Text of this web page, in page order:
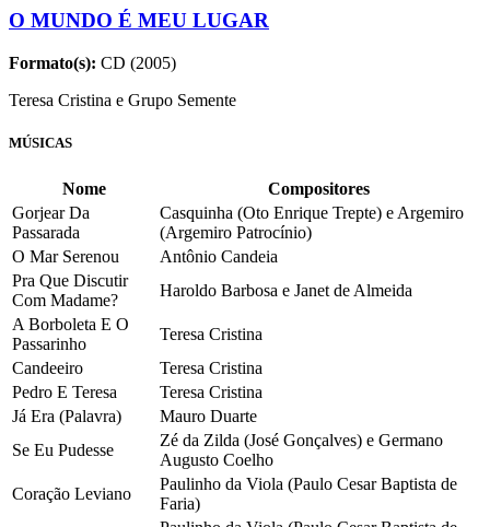
O MUNDO É MEU LUGAR
Formato(s): CD (2005)
Teresa Cristina e Grupo Semente
MÚSICAS
Nome
Compositores
Gorjear Da
Passarada
Casquinha (Oto Enrique Trepte) e Argemiro
(Argemiro Patrocínio)
O Mar Serenou
Antônio Candeia
Pra Que Discutir
Com Madame?
Haroldo Barbosa e Janet de Almeida
A Borboleta E O
Passarinho
Teresa Cristina
Candeeiro
Teresa Cristina
Pedro E Teresa
Teresa Cristina
Já Era (Palavra)
Mauro Duarte
Se Eu Pudesse
Zé da Zilda (José Gonçalves) e Germano
Augusto Coelho
Coração Leviano
Paulinho da Viola (Paulo Cesar Baptista de
Faria)